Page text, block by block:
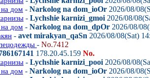
дом - Narkolog na dom_ioOr 2026/08/
- Lychshie karnizi_gmoi 2026/08/
дом - Narkolog na dom_dpOr 2026/08/
- avet mirakyan_qaSn 2026/08/08(Sat)
- No.7412
178.20.45.159 No.
- Lychshie karnizi_pooi 2026/08/
дом - Narkolog na dom_ioOr 2026/08/